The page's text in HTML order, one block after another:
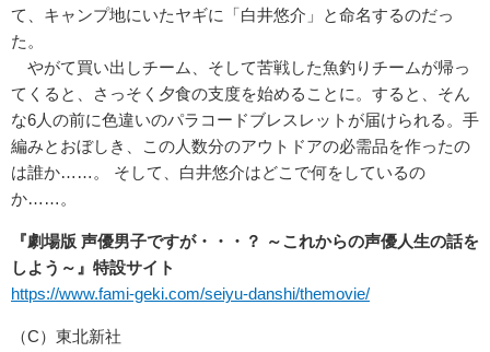
て、キャンプ地にいたヤギに「白井悠介」と命名するのだっ
た。
やがて買い出しチーム、そして苦戦した魚釣りチームが帰っ
てくると、さっそく夕食の支度を始めることに。すると、そん
な6人の前に色違いのパラコードブレスレットが届けられる。手
編みとおぼしき、この人数分のアウトドアの必需品を作ったの
は誰か……。 そして、白井悠介はどこで何をしているの
か……。
『劇場版 声優男子ですが・・・？ ～これからの声優人生の話を
しよう～』特設サイト
https://www.fami-geki.com/seiyu-danshi/themovie/
（C） 東北新社